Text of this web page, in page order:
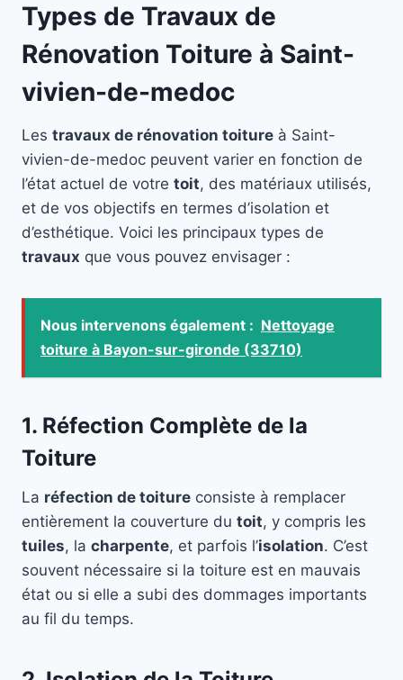
Types de Travaux de
Rénovation Toiture à Saint-
vivien-de-medoc
Les travaux de rénovation toiture à Saint-
vivien-de-medoc peuvent varier en fonction de
l’état actuel de votre toit, des matériaux utilisés,
et de vos objectifs en termes d’isolation et
d’esthétique. Voici les principaux types de
travaux que vous pouvez envisager :
Nous intervenons également : Nettoyage
toiture à Bayon-sur-gironde (33710)
1. Réfection Complète de la
Toiture
La réfection de toiture consiste à remplacer
entièrement la couverture du toit, y compris les
tuiles, la charpente, et parfois l’isolation. C’est
souvent nécessaire si la toiture est en mauvais
état ou si elle a subi des dommages importants
au fil du temps.